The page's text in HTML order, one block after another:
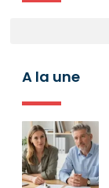
A la une